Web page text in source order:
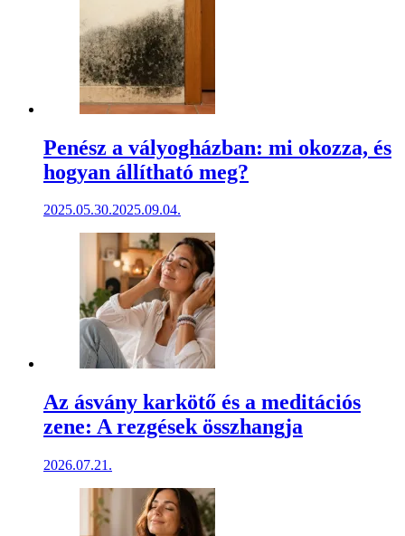
Penész a vályogházban: mi okozza, és
hogyan állítható meg?
2025.05.30.2025.09.04.
Az ásvány karkötő és a meditációs
zene: A rezgések összhangja
2026.07.21.